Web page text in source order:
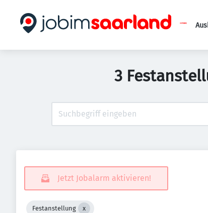
3
Jetzt Jobalarm aktivieren!
Festanstellung